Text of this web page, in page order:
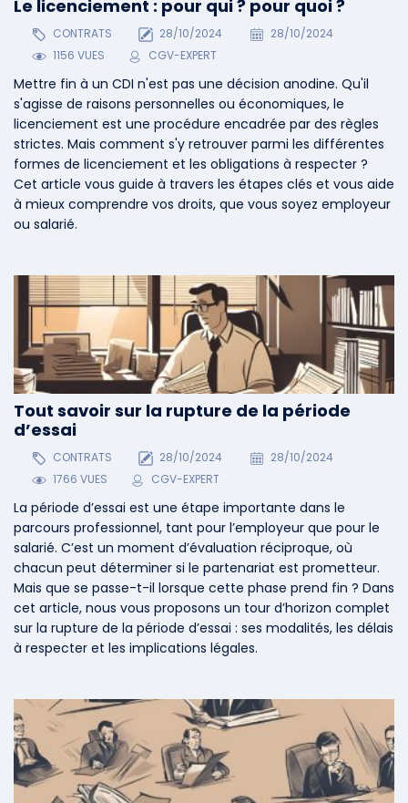
Tout savoir sur la rupture de la période
d’essai
CONTRATS 28/10/2024
28/10/2024
1766 VUES
CGV-EXPERT
La période d’essai est une étape importante dans le
parcours professionnel, tant pour l’employeur que pour le
salarié. C’est un moment d’évaluation réciproque, où
chacun peut déterminer si le partenariat est prometteur.
Mais que se passe-t-il lorsque cette phase prend fin ? Dans
cet article, nous vous proposons un tour d’horizon complet
sur la rupture de la période d’essai : ses modalités, les délais
à respecter et les implications légales.
Le licenciement : pour qui ? pour quoi ?
CONTRATS 28/10/2024
28/10/2024
1156 VUES
CGV-EXPERT
Mettre fin à un CDI n'est pas une décision anodine. Qu'il
s'agisse de raisons personnelles ou économiques, le
licenciement est une procédure encadrée par des règles
strictes. Mais comment s'y retrouver parmi les différentes
formes de licenciement et les obligations à respecter ?
Cet article vous guide à travers les étapes clés et vous aide
à mieux comprendre vos droits, que vous soyez employeur
ou salarié.